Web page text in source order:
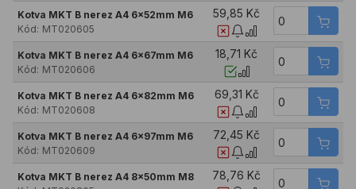
Kotva MKT B nerez A4 6x52mm M6
Kód: MT020605
59,85 Kč
Kotva MKT B nerez A4 6x67mm M6
Kód: MT020606
18,71 Kč
Kotva MKT B nerez A4 6x82mm M6
Kód: MT020608
69,31 Kč
Kotva MKT B nerez A4 6x97mm M6
Kód: MT020609
72,45 Kč
Kotva MKT B nerez A4 8x50mm M8
78,76 Kč